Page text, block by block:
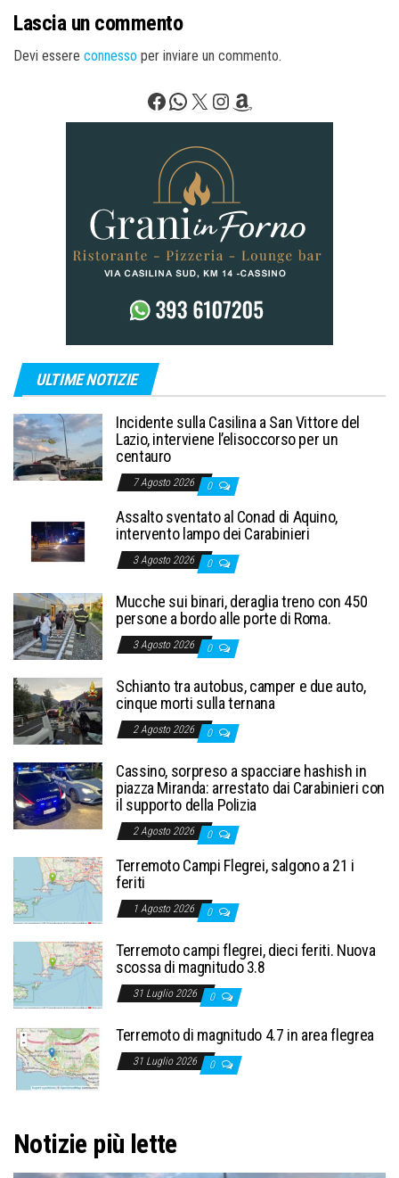
Lascia un commento
Devi essere connesso per inviare un commento.
Facebook
WhatsApp
X Instagram
Amazon
ULTIME NOTIZIE
Incidente sulla Casilina a San Vittore del
Lazio, interviene l’elisoccorso per un
centauro
7 Agosto 2026 0
Assalto sventato al Conad di Aquino,
intervento lampo dei Carabinieri
3 Agosto 2026 0
Mucche sui binari, deraglia treno con 450
persone a bordo alle porte di Roma.
3 Agosto 2026 0
Schianto tra autobus, camper e due auto,
cinque morti sulla ternana
2 Agosto 2026 0
Cassino, sorpreso a spacciare hashish in
piazza Miranda: arrestato dai Carabinieri con
il supporto della Polizia
2 Agosto 2026 0
Terremoto Campi Flegrei, salgono a 21 i
feriti
1 Agosto 2026 0
Terremoto campi flegrei, dieci feriti. Nuova
scossa di magnitudo 3.8
31 Luglio 2026 0
Terremoto di magnitudo 4.7 in area flegrea
31 Luglio 2026 0
Notizie più lette